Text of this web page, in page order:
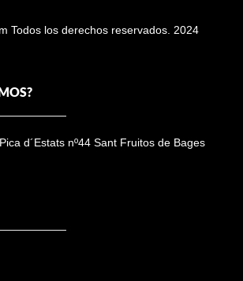
Todos los derechos reservados. 2024
d´Estats nº44 Sant Fruitos de Bages